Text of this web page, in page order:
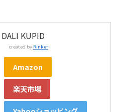
DALI KUPID
created by Rinker
Amazon
楽天市場